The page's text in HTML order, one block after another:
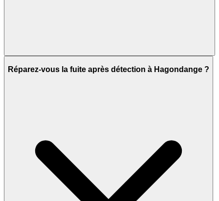
Réparez-vous la fuite après détection à Hagondange ?